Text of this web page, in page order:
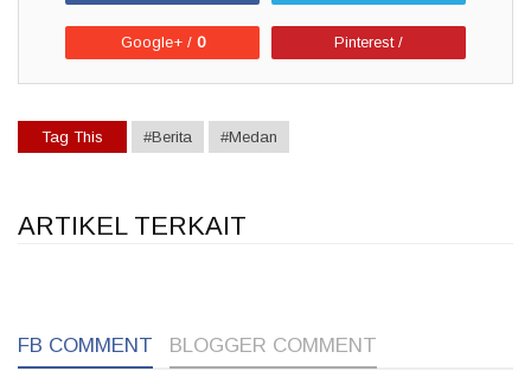
Google+ / 0 Pinterest /
Tag This #Berita #Medan
ARTIKEL TERKAIT
FB COMMENT BLOGGER COMMENT